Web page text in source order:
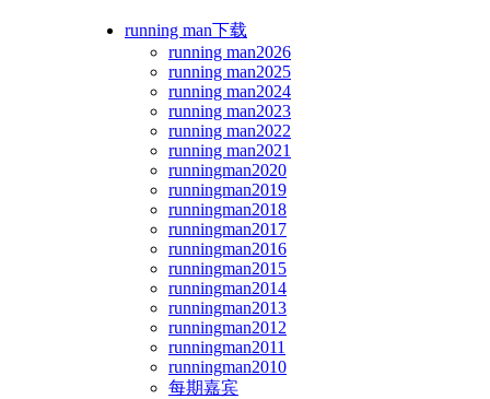
running man下载
running man2026
running man2025
running man2024
running man2023
running man2022
running man2021
runningman2020
runningman2019
runningman2018
runningman2017
runningman2016
runningman2015
runningman2014
runningman2013
runningman2012
runningman2011
runningman2010
每期嘉宾